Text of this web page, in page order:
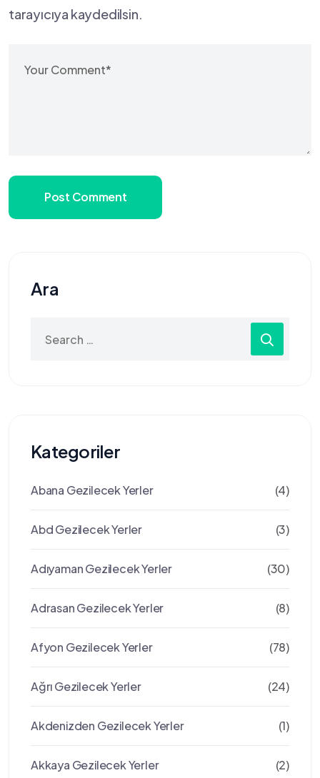
tarayıcıya kaydedilsin.
Post Comment
Ara
for:
Kategoriler
Abana Gezilecek Yerler (4)
Abd Gezilecek Yerler (3)
Adıyaman Gezilecek Yerler (30)
Adrasan Gezilecek Yerler (8)
Afyon Gezilecek Yerler (78)
Ağrı Gezilecek Yerler (24)
Akdenizden Gezilecek Yerler (1)
Akkaya Gezilecek Yerler (2)